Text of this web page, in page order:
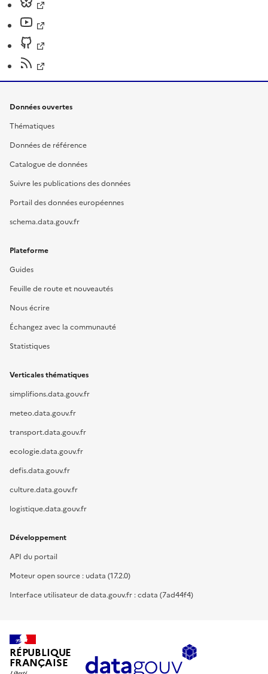
Données ouvertes
Thématiques
Données de référence
Catalogue de données
Suivre les publications des données
Portail des données européennes
schema.data.gouv.fr
Plateforme
Guides
Feuille de route et nouveautés
Nous écrire
Échangez avec la communauté
Statistiques
Verticales thématiques
simplifions.data.gouv.fr
meteo.data.gouv.fr
transport.data.gouv.fr
ecologie.data.gouv.fr
defis.data.gouv.fr
culture.data.gouv.fr
logistique.data.gouv.fr
Développement
API du portail
Moteur open source : udata (17.2.0)
Interface utilisateur de data.gouv.fr : cdata (7ad44f4)
RÉPUBLIQUE
FRANÇAISE